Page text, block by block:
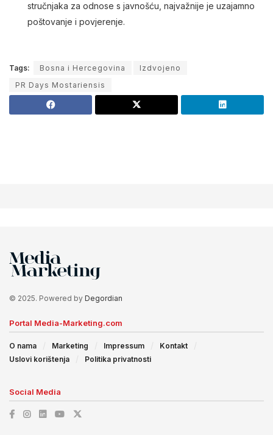
stručnjaka za odnose s javnošću, najvažnije je uzajamno
poštovanje i povjerenje.
Tags: Bosna i Hercegovina
Izdvojeno
PR Days Mostariensis
© 2025. Powered by Degordian
Portal Media-Marketing.com
O nama Marketing Impressum
Kontakt
Uslovi korištenja
Politika privatnosti
Social Media